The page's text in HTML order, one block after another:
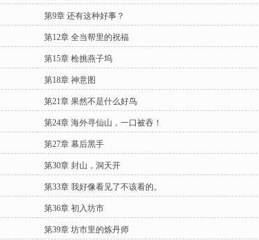
第9章 还有这种好事？
第12章 全当帮里的祝福
第15章 枪挑燕子坞
第18章 神意图
第21章 果然不是什么好鸟
第24章 海外寻仙山，一口被吞！
第27章 幕后黑手
第30章 封山，洞天开
第33章 我好像看见了不该看的。
第36章 初入坊市
第39章 坊市里的炼丹师